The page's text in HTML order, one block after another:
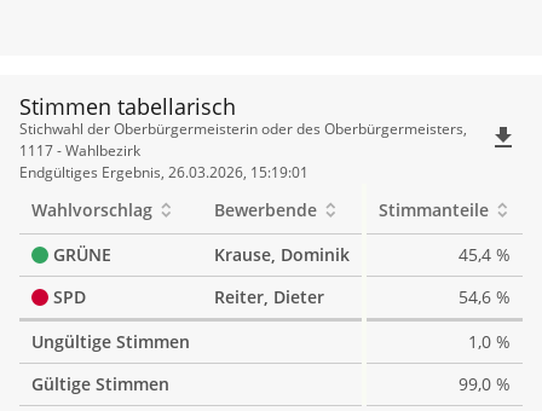
Stimmen tabellarisch
Stimmen
tabellarisch
Stichwahl der Oberbürgermeisterin oder des Oberbürgermeisters,
1117 - Wahlbezirk
Endgültiges Ergebnis, 26.03.2026, 15:19:01
file_download
Wahlvorschlag Bewerbende
Stimmanteile
GRÜNE
Krause, Dominik
45,4 %
SPD
Reiter, Dieter
54,6 %
Ungültige Stimmen
1,0 %
Gültige Stimmen
99,0 %